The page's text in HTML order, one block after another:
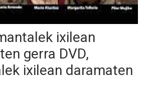
ixilean
gerra DVD,
ixilean daramaten